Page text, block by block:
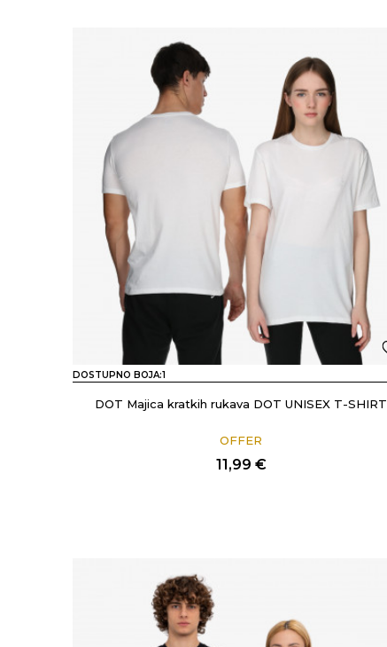
DOSTUPNO BOJA:1
DOT Majica kratkih rukava DOT UNISEX T-SHIRT
OFFER
11,99 €